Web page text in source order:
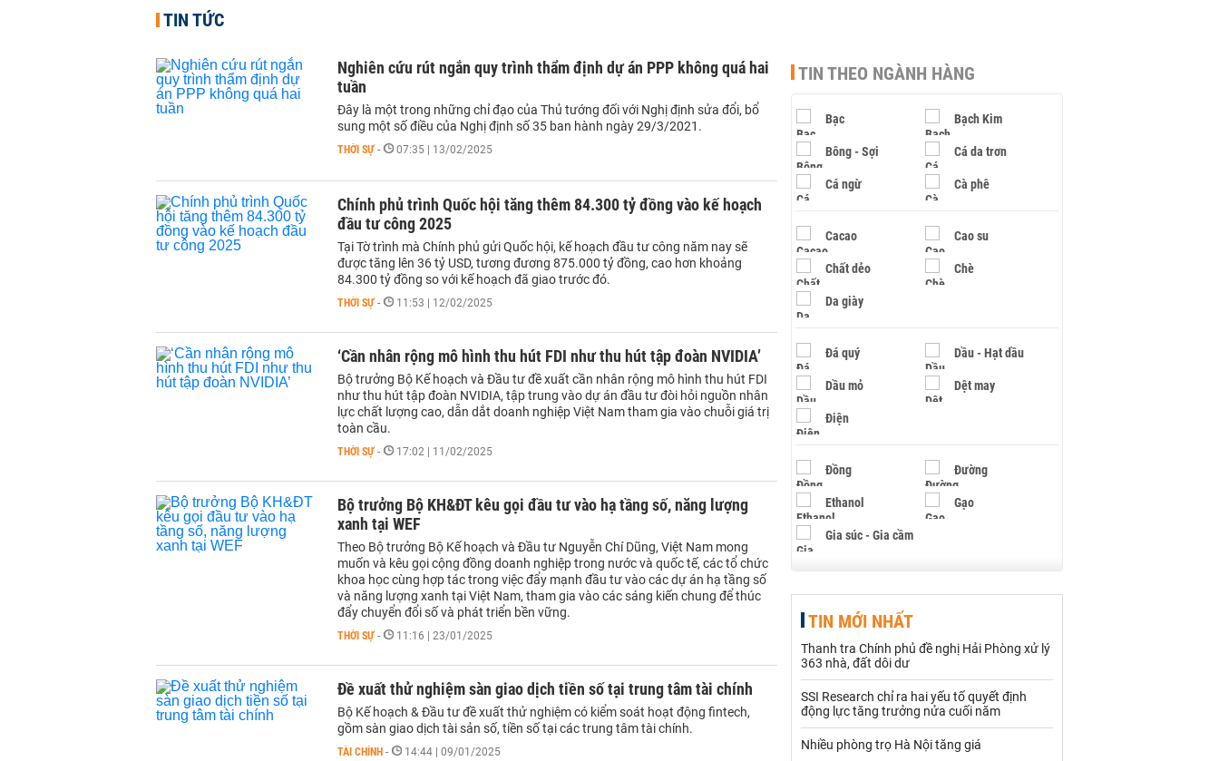
TIN TỨC
Nghiên cứu rút ngắn quy trình thẩm định dự án PPP không quá hai
tuần
Đây là một trong những chỉ đạo của Thủ tướng đối với Nghị định sửa đổi, bổ
sung một số điều của Nghị định số 35 ban hành ngày 29/3/2021.
THỜI SỰ - 07:35 | 13/02/2025
Chính phủ trình Quốc hội tăng thêm 84.300 tỷ đồng vào kế hoạch
đầu tư công 2025
Tại Tờ trình mà Chính phủ gửi Quốc hội, kế hoạch đầu tư công năm nay sẽ
được tăng lên 36 tỷ USD, tương đương 875.000 tỷ đồng, cao hơn khoảng
84.300 tỷ đồng so với kế hoạch đã giao trước đó.
THỜI SỰ - 11:53 | 12/02/2025
‘Cần nhân rộng mô hình thu hút FDI như thu hút tập đoàn NVIDIA’
Bộ trưởng Bộ Kế hoạch và Đầu tư đề xuất cần nhân rộng mô hình thu hút FDI
như thu hút tập đoàn NVIDIA, tập trung vào dự án đầu tư đòi hỏi nguồn nhân
lực chất lượng cao, dẫn dắt doanh nghiệp Việt Nam tham gia vào chuỗi giá trị
toàn cầu.
THỜI SỰ - 17:02 | 11/02/2025
Bộ trưởng Bộ KH&ĐT kêu gọi đầu tư vào hạ tầng số, năng lượng
xanh tại WEF
Theo Bộ trưởng Bộ Kế hoạch và Đầu tư Nguyễn Chí Dũng, Việt Nam mong
muốn và kêu gọi cộng đồng doanh nghiệp trong nước và quốc tế, các tổ chức
khoa học cùng hợp tác trong việc đẩy mạnh đầu tư vào các dự án hạ tầng số
và năng lượng xanh tại Việt Nam, tham gia vào các sáng kiến chung để thúc
đẩy chuyển đổi số và phát triển bền vững.
THỜI SỰ - 11:16 | 23/01/2025
Đề xuất thử nghiệm sàn giao dịch tiền số tại trung tâm tài chính
Bộ Kế hoạch & Đầu tư đề xuất thử nghiệm có kiểm soát hoạt động fintech,
gồm sàn giao dịch tài sản số, tiền số tại các trung tâm tài chính.
TÀI CHÍNH - 14:44 | 09/01/2025
TIN THEO NGÀNH HÀNG
Bạc Bạch Kim
Bông - Sợi Cá da trơn
Cá ngừ Cà phê
Cacao Cao su
Chất dẻo Chè
Da giày
Đá quý Dầu - Hạt dầu
Dầu mỏ Dệt may
Điện
Đồng Đường
Ethanol Gạo
Gia súc - Gia cầm
Hạt điều
Khí đốt
Kim loại khác Mắc ca
Muối Ngũ cốc
TIN MỚI NHẤT
Thanh tra Chính phủ đề nghị Hải Phòng xử lý
363 nhà, đất dôi dư
SSI Research chỉ ra hai yếu tố quyết định
động lực tăng trưởng nửa cuối năm
Nhiều phòng trọ Hà Nội tăng giá